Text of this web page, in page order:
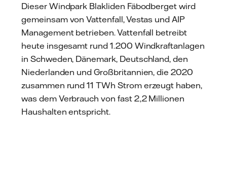
Dieser Windpark Blakliden Fäbodberget wird
gemeinsam von Vattenfall, Vestas und AIP
Management betrieben. Vattenfall betreibt
heute insgesamt rund 1.200 Windkraftanlagen
in Schweden, Dänemark, Deutschland, den
Niederlanden und Großbritannien, die 2020
zusammen rund 11 TWh Strom erzeugt haben,
was dem Verbrauch von fast 2,2 Millionen
Haushalten entspricht.